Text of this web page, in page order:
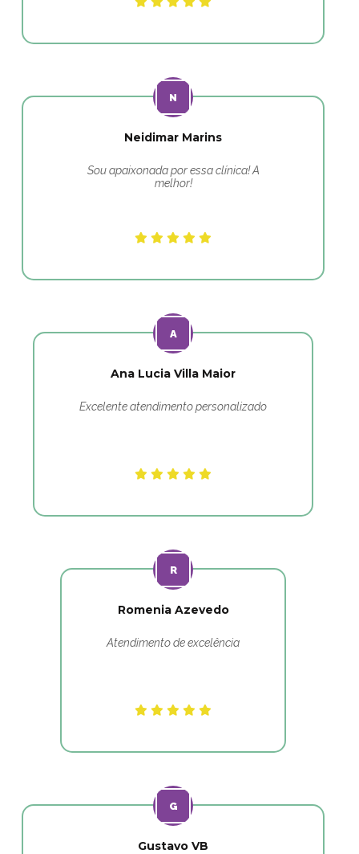
Neidimar Marins
Sou apaixonada por essa clínica! A
melhor!
Ana Lucia Villa Maior
Excelente atendimento personalizado
Romenia Azevedo
Atendimento de excelência
Gustavo VB